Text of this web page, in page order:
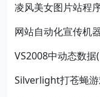
凌风美女图片站程
网站自动化宣传机
VS2008中动态数
Silverlight打苍蝇